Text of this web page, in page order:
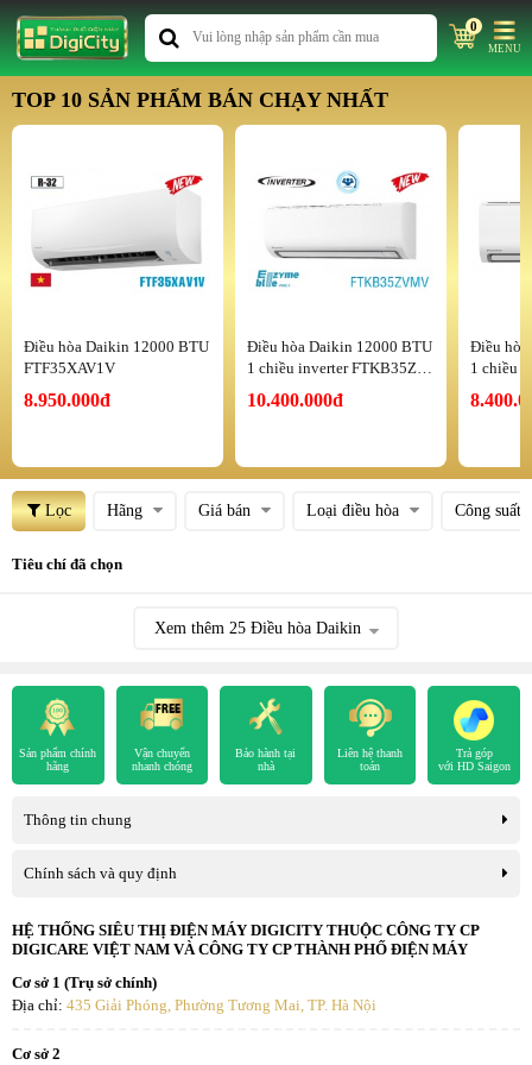
0
MENU
TOP 10 SẢN PHẨM BÁN CHẠY NHẤT
Điều hòa Daikin 12000 BTU
FTF35XAV1V
8.950.000đ
Điều hòa Daikin 12000 BTU
1 chiều inverter FTKB35ZV
10.400.000đ
Điều
1 chiều
Lọc Hãng Giá bán Loại điều hòa Công suất
Tiêu chí đã chọn
Xem thêm 25Điều hòa Daikin
Sản phẩm chính
hãng
Vận chuyển
nhanh chóng
Bảo hành tại
nhà
Liên hệ thanh
toán
Trả góp
với HD Saigon
Thông tin chung
Chính sách và quy định
HỆ THỐNG SIÊU THỊ ĐIỆN MÁY DIGICITY THUỘC CÔNG TY CP
DIGICARE VIỆT NAM VÀ CÔNG TY CP THÀNH PHỐ ĐIỆN MÁY
Cơ sở 1 (Trụ sở chính)
Địa chỉ: 435 Giải Phóng, Phường Tương Mai, TP. Hà Nội
Cơ sở 2